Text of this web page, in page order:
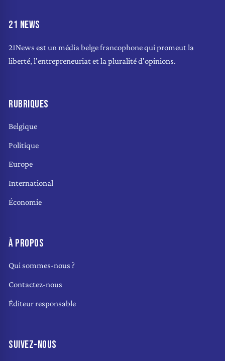
21 NEWS
21News est un média belge francophone qui promeut la
liberté, l'entrepreneuriat et la pluralité d'opinions.
RUBRIQUES
Belgique
Politique
Europe
International
Économie
À PROPOS
Qui sommes-nous ?
Contactez-nous
Éditeur responsable
SUIVEZ-NOUS